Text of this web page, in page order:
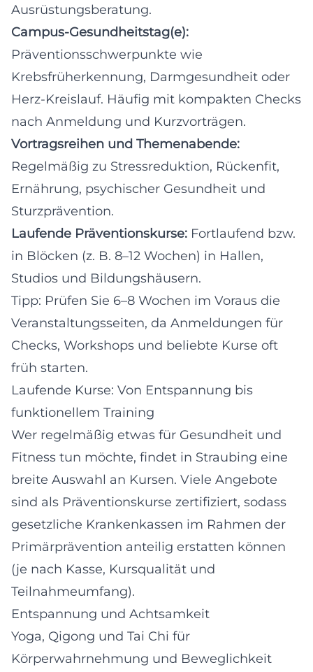
Ausrüstungsberatung.
Campus-Gesundheitstag(e):
Präventionsschwerpunkte wie
Krebsfrüherkennung, Darmgesundheit oder
Herz-Kreislauf. Häufig mit kompakten Checks
nach Anmeldung und Kurzvorträgen.
Vortragsreihen und Themenabende:
Regelmäßig zu Stressreduktion, Rückenfit,
Ernährung, psychischer Gesundheit und
Sturzprävention.
Laufende Präventionskurse: Fortlaufend bzw.
in Blöcken (z. B. 8–12 Wochen) in Hallen,
Studios und Bildungshäusern.
Tipp: Prüfen Sie 6–8 Wochen im Voraus die
Veranstaltungsseiten, da Anmeldungen für
Checks, Workshops und beliebte Kurse oft
früh starten.
Laufende Kurse: Von Entspannung bis
funktionellem Training
Wer regelmäßig etwas für Gesundheit und
Fitness tun möchte, findet in Straubing eine
breite Auswahl an Kursen. Viele Angebote
sind als Präventionskurse zertifiziert, sodass
gesetzliche Krankenkassen im Rahmen der
Primärprävention anteilig erstatten können
(je nach Kasse, Kursqualität und
Teilnahmeumfang).
Entspannung und Achtsamkeit
Yoga, Qigong und Tai Chi für
Körperwahrnehmung und Beweglichkeit